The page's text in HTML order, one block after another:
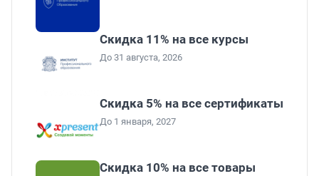
Скидка 11% на все курсы
До 31 августа, 2026
Скидка 5% на все сертификаты
До 1 января, 2027
Скидка 10% на все товары